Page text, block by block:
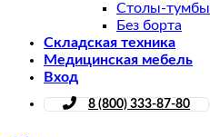
Столы-тумбы
Без борта
Складская техника
Медицинская мебель
Вход
8 (800) 333-87-80